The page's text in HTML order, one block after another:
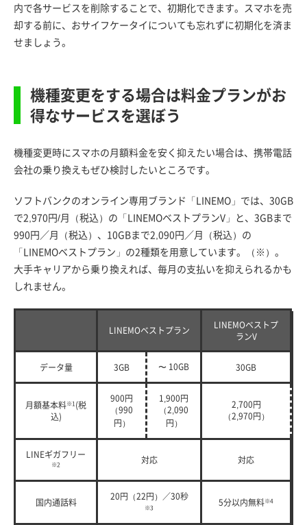
内で各サービスを削除することで、初期化できます。スマホを売
却する前に、おサイフケータイについても忘れずに初期化を済ま
せましょう。
機種変更をする場合は料金プランがお
得なサービスを選ぼう
機種変更時にスマホの月額料金を安く抑えたい場合は、携帯電話
会社の乗り換えもぜひ検討したいところです。
ソフトバンクのオンライン専用ブランド「LINEMO」では、30GB
で2,970円/月（税込）の「LINEMOベストプランV」と、3GBまで
990円／月（税込）、10GBまで2,090円／月（税込）の
「LINEMOベストプラン」の2種類を用意しています。（※）。
大手キャリアから乗り換えれば、毎月の支払いを抑えられるかも
しれません。
LINEMOベストプラン
LINEMOベストプ
ランV
データ量 3GB 〜 10GB 30GB
月額基本料※1(税
込)
900円
（990
円）
1,900円
（2,090
円）
2,700円
（2,970円）
LINEギガフリー
※2 対応 対応
国内通話料
20円（22円）／30秒
※3 5分以内無料※4